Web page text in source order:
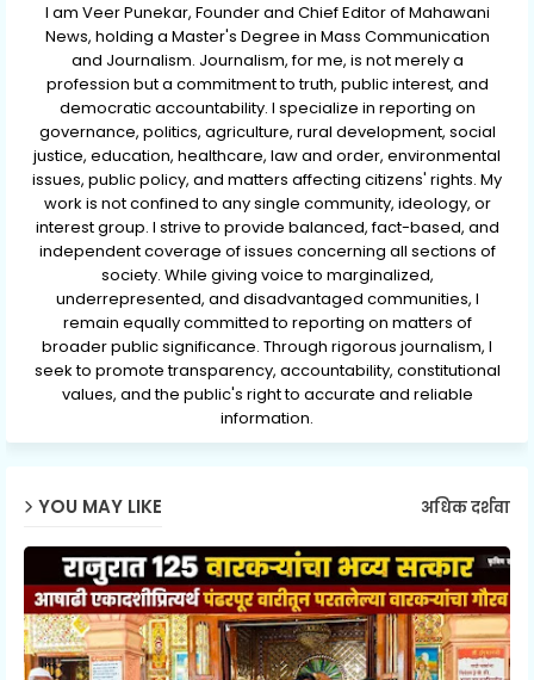
I am Veer Punekar, Founder and Chief Editor of Mahawani
News, holding a Master's Degree in Mass Communication
and Journalism. Journalism, for me, is not merely a
profession but a commitment to truth, public interest, and
democratic accountability. I specialize in reporting on
governance, politics, agriculture, rural development, social
justice, education, healthcare, law and order, environmental
issues, public policy, and matters affecting citizens' rights. My
work is not confined to any single community, ideology, or
interest group. I strive to provide balanced, fact-based, and
independent coverage of issues concerning all sections of
society. While giving voice to marginalized,
underrepresented, and disadvantaged communities, I
remain equally committed to reporting on matters of
broader public significance. Through rigorous journalism, I
seek to promote transparency, accountability, constitutional
values, and the public's right to accurate and reliable
information.
YOU MAY LIKE अधिक दर्शवा